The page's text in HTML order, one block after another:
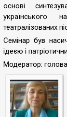
основі
українського
театралізованих
Семінар був
ідеєю і
Модератор: